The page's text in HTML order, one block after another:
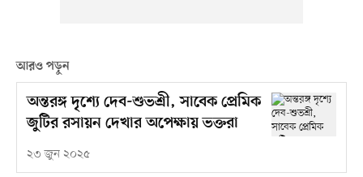
আরও পড়ুন
অন্তরঙ্গ দৃশ্যে দেব-শুভশ্রী, সাবেক প্রেমিক
জুটির রসায়ন দেখার অপেক্ষায় ভক্তরা
২৩ জুন ২০২৫